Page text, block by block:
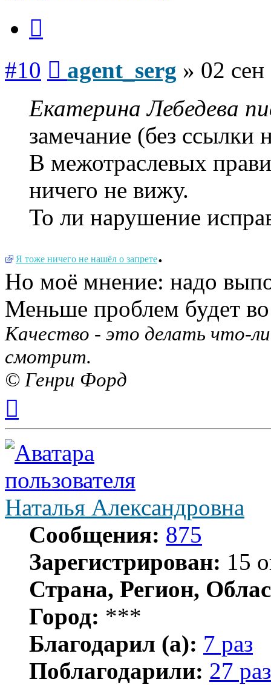
#10 agent_serg » 02
Екатерина Лебедева
замечание (без ссылки
В межотраслевых
ничего не вижу.
То ли нарушение
Я тоже ничего не нашёл о запрете.
Но моё мнение: надо
Меньше проблем будет
Качество - это делать что-
смотрит.
© Генри Форд
началу
Наталья Александровна
Сообщения: 875
Зарегистрирован: 15
Страна, Регион,
Город: ***
Благодарил (а): 7 раз
Поблагодарили: 27 раз